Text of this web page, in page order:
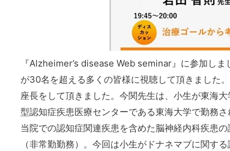
『Alzheimer’s disease Web seminar』に参加し
が30名を超える多くの皆様に視聴して頂きま
座長をして頂きました。今関先生は、小生が東海
型認知症疾患医療センターである東海大学で勤務
当院での認知症関連疾患を含めた脳神経内科疾患
（非常勤勤務）。今回は小生がドナネマブに関す